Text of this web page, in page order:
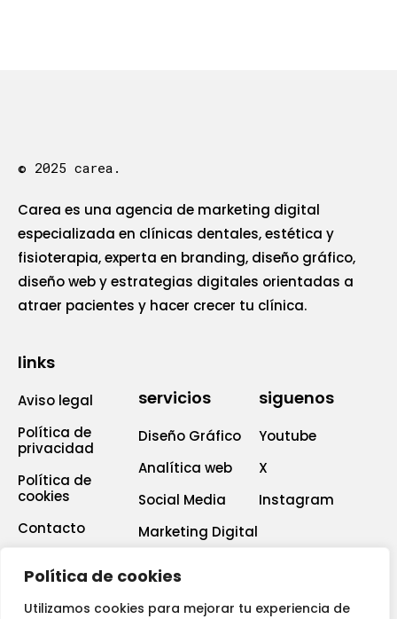
Política de cookies
Utilizamos cookies para mejorar tu experiencia de
© 2025 carea.
Carea es una agencia de marketing digital
especializada en clínicas dentales, estética y
fisioterapia, experta en branding, diseño gráfico,
diseño web y estrategias digitales orientadas a
atraer pacientes y hacer crecer tu clínica.
links
Aviso legal
Política de
privacidad
Política de
cookies
Contacto
servicios
Diseño Gráfico
Analítica web
Social Media
Marketing Digital
siguenos
Youtube
X
Instagram